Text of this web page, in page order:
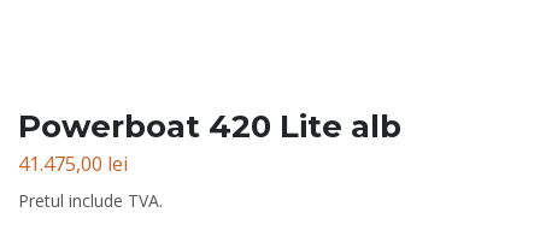
Powerboat 420 Lite alb
41.475,00 lei
Pretul include TVA.